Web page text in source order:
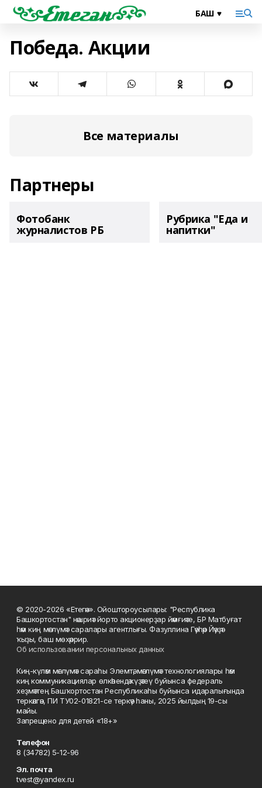
Победа. Акции
Все материалы
Партнеры
Фотобанк
журналистов РБ
Рубрика "Еда и
напитки"
© 2020-2026 «Етегән». Ойоштороусылары: "Республика
Башкортостан" нәшриәт йорто акционерҙар йәмғиәте, БР Матбуғат
һәм киң мәғлүмәт саралары агентлығы. Фазуллина Гәүһәр Йәүҙәт
ҡыҙы, баш мөхәррир.
Об использовании персональных данных
Киң-күләм мәғлүмәт сараһы Элемтә, мәғлүмәт технологиялары һәм
киң коммуникациялар өлкәһендә күҙәтеү буйынса федераль
хеҙмәттең Башҡортостан Республикаһы буйынса идаралығында
теркәлгән, ПИ ТУ02-01821-се теркәү һаны, 2025 йылдың 19-сы
майы.
Запрещено для детей «18+»
Телефон
8 (34782) 5-12-96
Эл. почта
tvest@yandex.ru